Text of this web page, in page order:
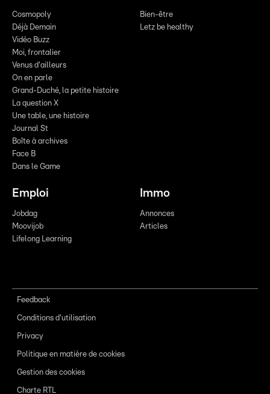
Cosmopoly
Déjà Demain
Vidéo Buzz
Moi, frontalier
Venus d'ailleurs
On en parle
Grand-Duché, la petite histoire
La question X
Une table, une histoire
Journal St
Boîte à archives
Face B
Dans le Game
Bien-être
Letz be healthy
Emploi
Jobdag
Moovijob
Lifelong Learning
Immo
Annonces
Articles
Feedback
Conditions d'utilisation
Privacy
Politique en matière de cookies
Gestion des cookies
Charte RTL